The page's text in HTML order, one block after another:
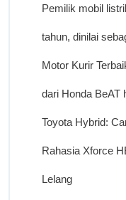
Pemilik mobil
tahun, dinilai
Motor Kurir
dari Honda BeAT
Toyota Hybrid:
Rahasia Xforce
Lelang